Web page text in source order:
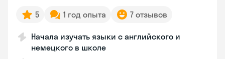
5 1 год опыта 7 отзывов
Начала изучать языки с английского и
немецкого в школе